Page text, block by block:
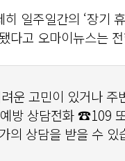
일주일간의 ‘장기
다고 오마이뉴스는
운 고민이 있거나 주
방 상담전화 ☎109
의 상담을 받을 수 있